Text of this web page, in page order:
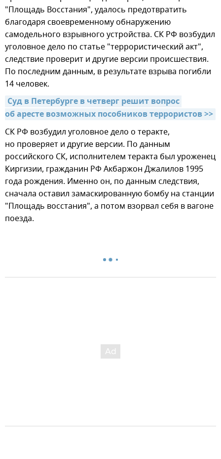
"Площадь Восстания", удалось предотвратить
благодаря своевременному обнаружению
самодельного взрывного устройства. СК РФ возбудил
уголовное дело по статье "террористический акт",
следствие проверит и другие версии происшествия.
По последним данным, в результате взрыва погибли
14 человек.
Суд в Петербурге в четверг решит вопрос
об аресте возможных пособников террористов >>
СК РФ возбудил уголовное дело о теракте,
но проверяет и другие версии. По данным
российского СК, исполнителем теракта был уроженец
Киргизии, гражданин РФ Акбаржон Джалилов 1995
года рождения. Именно он, по данным следствия,
сначала оставил замаскированную бомбу на станции
"Площадь восстания", а потом взорвал себя в вагоне
поезда.